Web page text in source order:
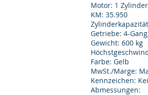
Motor: 1
KM: 35.950
Getriebe: 4-
Gewicht: 600 kg
Farbe: Gelb
MwSt./Marge:
Kennzeichen:
Abmessungen: